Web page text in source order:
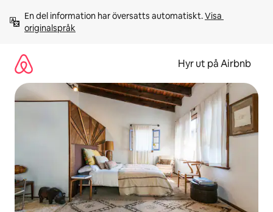
innehåll
En del information har översatts automatiskt. Visa
originalspråk
Hyr ut på Airbnb